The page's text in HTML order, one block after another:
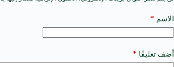
الاسم *
أضف تعليقًا *
t
e
a
t